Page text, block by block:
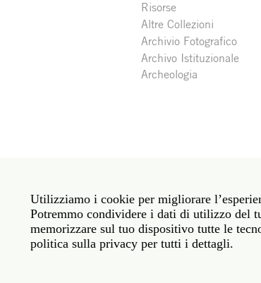
Risorse
Altre Collezioni
Archivio Fotografico
Archivo Istituzionale
Archeologia
media
Roma: Via Angelo Masina 5 00153
New York: 535 West 22nd Street Third
Legal
Politica sulla privacy Janet Personale
Utilizziamo i cookie per migliorare
Potremmo condividere i dati di utilizzo del
memorizzare sul tuo dispositivo tutte le
politica sulla privacy per tutti i dettagli.